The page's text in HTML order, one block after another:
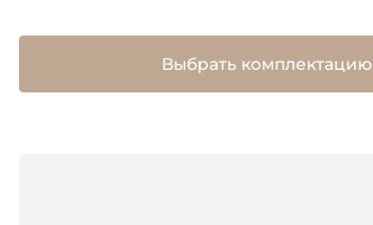
Выбрать комплектацию